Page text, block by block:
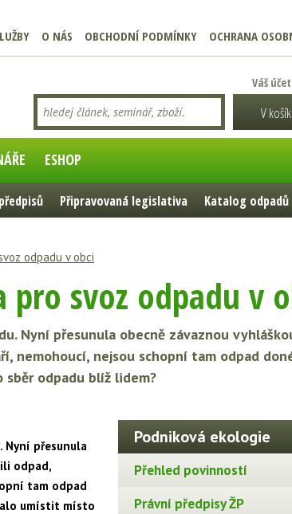
O NÁS OBCHODNÍ PODMÍNKY OCHRANA
Váš
V
ESHOP
Připravovaná legislativa Katalog odpadů
odpadu v obci
pro svoz odpadu v
Nyní přesunula obecně závaznou
nemohoucí, nejsou schopní tam odpad
odpadu blíž lidem?
Nyní přesunula
odpad,
tam odpad
umístit místo
Podniková ekologie
Přehled povinností
Právní předpisy ŽP